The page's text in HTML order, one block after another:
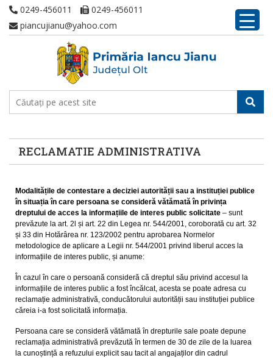
0249-456011
0249-456011
piancujianu@yahoo.com
RECLAMATIE ADMINISTRATIVA
Modalitățile de contestare a deciziei autorității sau a instituției publice
în situația în care persoana se consideră vătămată în privința
dreptului de acces la informațiile de interes public solicitate – sunt
prevăzute la art. 2l și art. 22 din Legea nr. 544/2001, coroborată cu art. 32
și 33 din Hotărârea nr. 123/2002 pentru aprobarea Normelor
metodologice de aplicare a Legii nr. 544/2001 privind liberul acces la
informațiile de interes public, și anume:
În cazul în care o persoană consideră că dreptul său privind accesul la
informațiile de interes public a fost încălcat, acesta se poate adresa cu
reclamație administrativă, conducătorului autorității sau instituției publice
căreia i-a fost solicitată informația.
Persoana care se consideră vătămată în drepturile sale poate depune
reclamația administrativă prevăzută în termen de 30 de zile de la luarea
la cunoștință a refuzului explicit sau tacit al angajaților din cadrul